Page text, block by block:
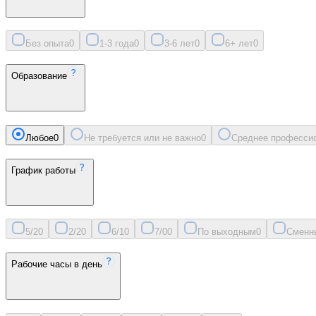
Без опыта0 1-3 года0 3-6 лет0 6+ лет0
Образование
Любое0 Не требуется или не важно0 Среднее
График работы
5/20 2/20 6/10 7/00 По выходным0
Рабочие часы в день